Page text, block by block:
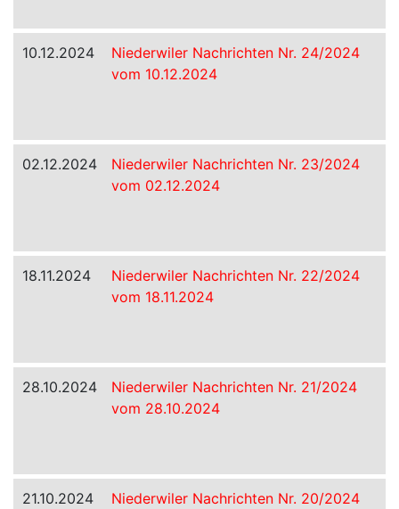
10.12.2024
Niederwiler Nachrichten Nr. 24/2024
vom 10.12.2024
02.12.2024
Niederwiler Nachrichten Nr. 23/2024
vom 02.12.2024
18.11.2024
Niederwiler Nachrichten Nr. 22/2024
vom 18.11.2024
28.10.2024
Niederwiler Nachrichten Nr. 21/2024
vom 28.10.2024
21.10.2024
Niederwiler Nachrichten Nr. 20/2024